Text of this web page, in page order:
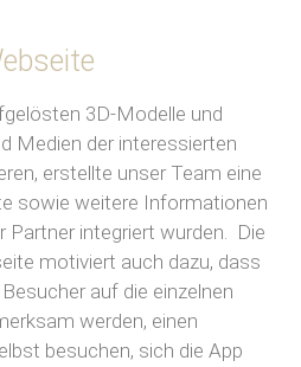
3D-Modelle und
Medien der interessierten
erstellte unser Team eine
sowie weitere Informationen
Partner integriert wurden. Die
motiviert auch dazu, dass
auf die einzelnen
werden, einen
besuchen, sich die App